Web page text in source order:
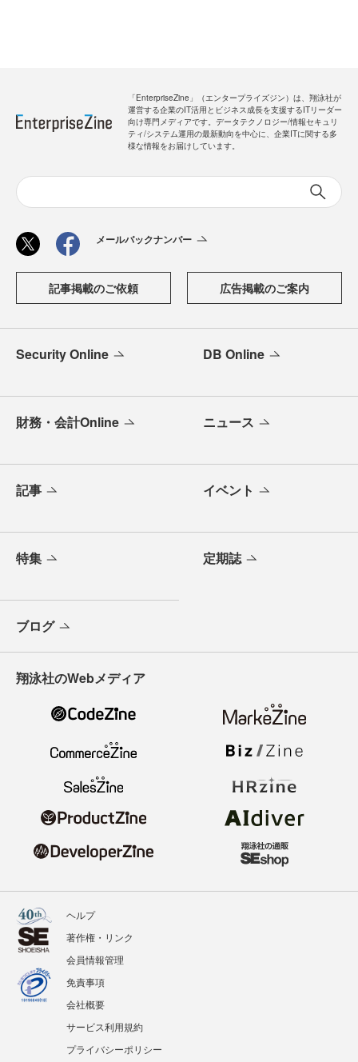
「EnterpriseZine」（エンタープライズジン）は、翔泳社が
運営する企業のIT活用とビジネス成長を支援するITリーダー
向け専門メディアです。データテクノロジー/情報セキュリ
ティ/システム運用の最新動向を中心に、企業ITに関する多
様な情報をお届けしています。
メールバックナンバー
記事掲載のご依頼 広告掲載のご案内
Security Online DB Online
財務・会計Online ニュース
記事 イベント
特集 定期誌
ブログ
翔泳社のWebメディア
ヘルプ
著作権・リンク
会員情報管理
免責事項
会社概要
サービス利用規約
プライバシーポリシー